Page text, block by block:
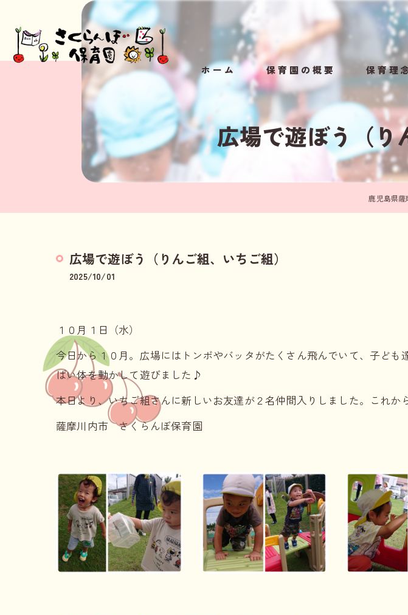
ホーム 保育園の概要
小規模保育園のメリット
保育理
広場で遊ぼう（り
鹿児島県
広場で遊ぼう（りんご組、いちご組）
2025/10/01
１０月１日（水）
今日から１０月。広場にはトンボやバッタがたくさん飛んでいて、子ど
ぱい体を動かして遊びました♪
本日より、いちご組さんに新しいお友達が２名仲間入りしました。これ
薩摩川内市 さくらんぼ保育園